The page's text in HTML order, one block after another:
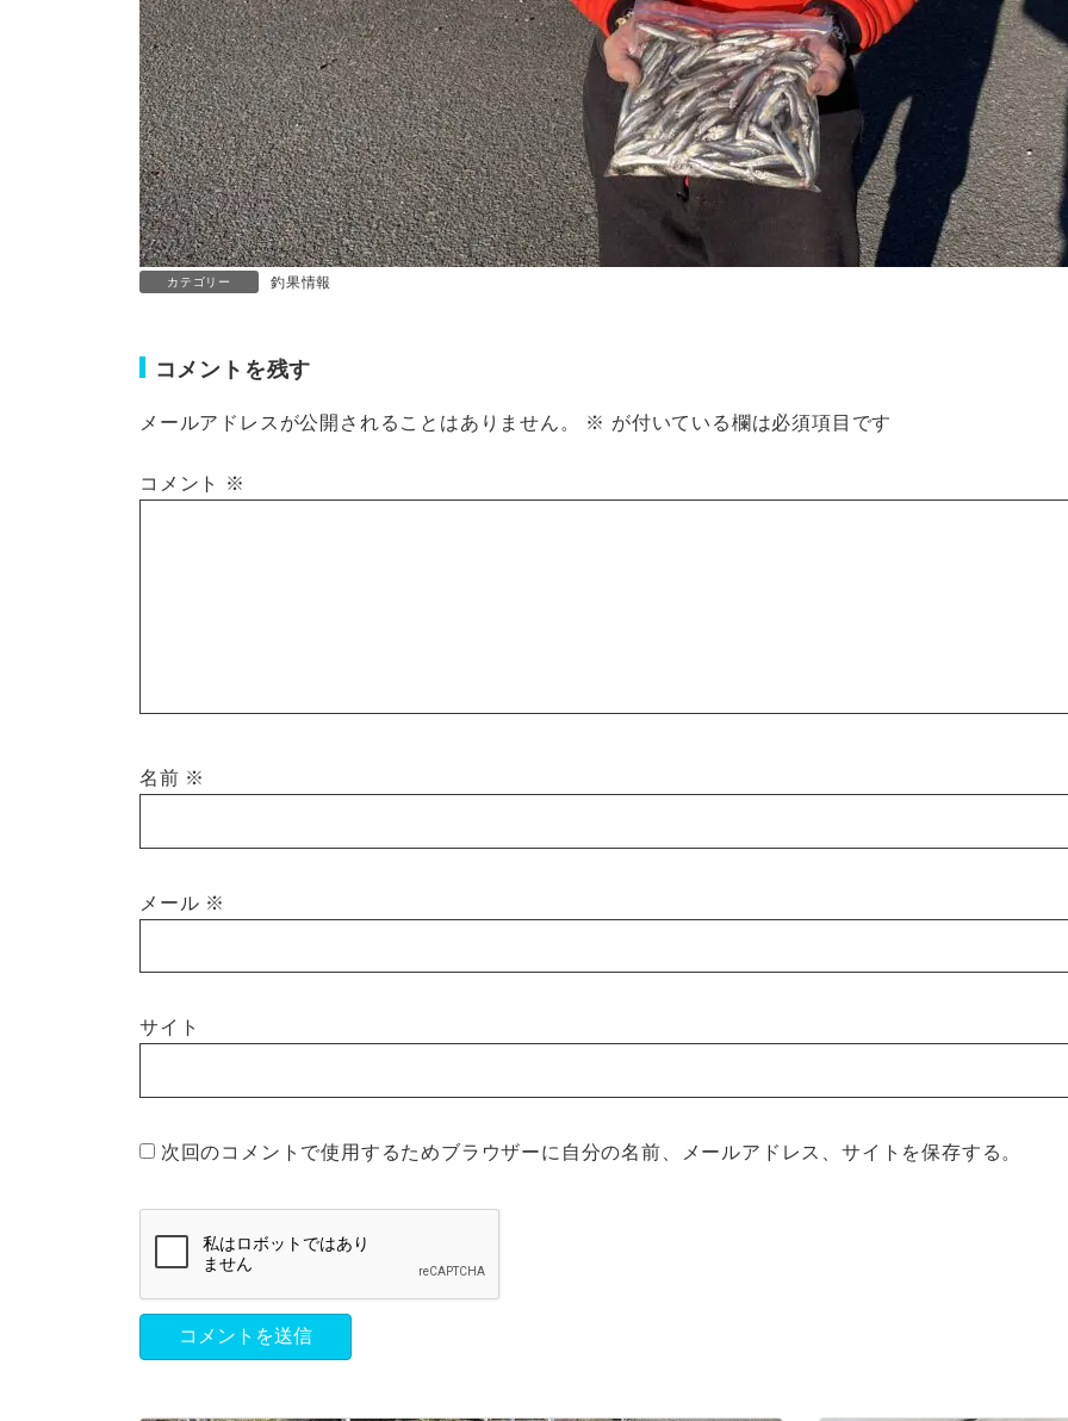
カテゴリー 釣果情報
コメントを残す
メールアドレスが公開されることはありません。 ※ が付いている欄は必須項目です
コメント ※
名前 ※
メール ※
サイト
次回のコメントで使用するためブラウザーに自分の名前、メールアドレス、サイトを保存する。